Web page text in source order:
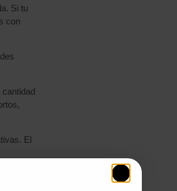
Si tu
con
El